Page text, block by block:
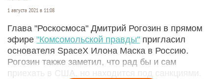
1 августа 2021 в 11:08
Глава "Роскосмоса" Дмитрий Рогозин в прямом
эфире "Комсомольской правды" пригласил
основателя SpaceX Илона Маска в Россию.
Рогозин также заметил, что рад бы и сам
приехать в США, но находится под санкциями.